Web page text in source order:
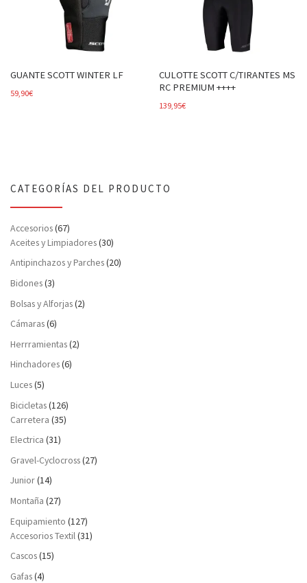
GUANTE SCOTT WINTER LF
59,90€
CULOTTE SCOTT C/TIRANTES MS
RC PREMIUM ++++
139,95€
CATEGORÍAS DEL PRODUCTO
Accesorios(67)
Aceites y Limpiadores(30)
Antipinchazos y Parches(20)
Bidones(3)
Bolsas y Alforjas(2)
Cámaras(6)
Herrramientas(2)
Hinchadores(6)
Luces(5)
Bicicletas(126)
Carretera (35)
Electrica (31)
Gravel-Cyclocross(27)
Junior(14)
Montaña (27)
Equipamiento (127)
Accesorios Textil(31)
Cascos(15)
Gafas(4)